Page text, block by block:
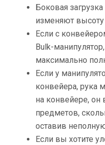
Боковая
изменяют высоту
Если с
Bulk-
максимально
Если у
конвейера, рука
на конвейере, он
предметов,
оставив
Если вы хотите